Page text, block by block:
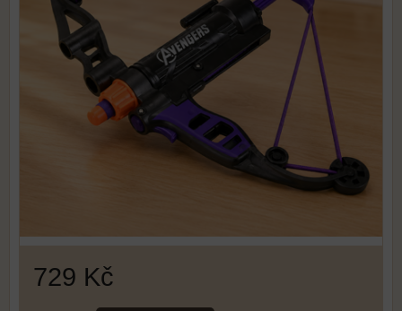
729 Kč